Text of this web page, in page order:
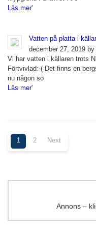
Läs mer'
Vatten på platta i
december 27, 2019 by
Vi har vatten i källaren trots
Förtvivlad:-( Det finns en
nu någon so
Läs mer'
1 2 Next
Annons –